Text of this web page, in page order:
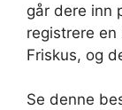
går dere inn
registrere
Friskus, og
Se denne